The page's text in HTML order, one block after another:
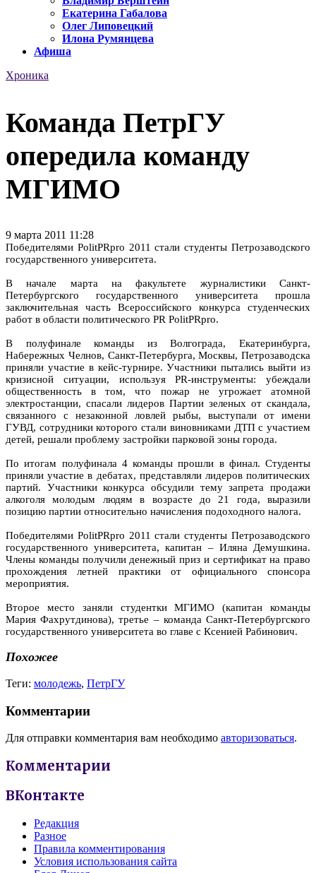
Екатерина Габалова
Олег Липовецкий
Илона Румянцева
Афиша
Хроника
Команда ПетрГУ
опередила команду
МГИМО
9 марта 2011 11:28
Победителями PolitPRpro 2011 стали студенты Петрозаводского
государственного университета.
В начале марта на факультете журналистики Санкт-
Петербургского государственного университета прошла
заключительная часть Всероссийского конкурса студенческих
работ в области политического PR PolitPRpro.
В полуфинале команды из Волгограда, Екатеринбурга,
Набережных Челнов, Санкт-Петербурга, Москвы, Петрозаводска
приняли участие в кейс-турнире. Участники пытались выйти из
кризисной ситуации, используя PR-инструменты: убеждали
общественность в том, что пожар не угрожает атомной
электростанции, спасали лидеров Партии зеленых от скандала,
связанного с незаконной ловлей рыбы, выступали от имени
ГУВД, сотрудники которого стали виновниками ДТП с участием
детей, решали проблему застройки парковой зоны города.
По итогам полуфинала 4 команды прошли в финал. Студенты
приняли участие в дебатах, представляли лидеров политических
партий. Участники конкурса обсудили тему запрета продажи
алкоголя молодым людям в возрасте до 21 года, выразили
позицию партии относительно начисления подоходного налога.
Победителями PolitPRpro 2011 стали студенты Петрозаводского
государственного университета, капитан – Иляна Демушкина.
Члены команды получили денежный приз и сертификат на право
прохождения летней практики от официального спонсора
мероприятия.
Второе место заняли студентки МГИМО (капитан команды
Мария Фахрутдинова), третье – команда Санкт-Петербургского
государственного университета во главе с Ксенией Рабинович.
Похожее
Теги: молодежь, ПетрГУ
Комментарии
Для отправки комментария вам необходимо авторизоваться.
Комментарии
ВКонтакте
Редакция
Разное
Правила комментирования
Условия использования сайта